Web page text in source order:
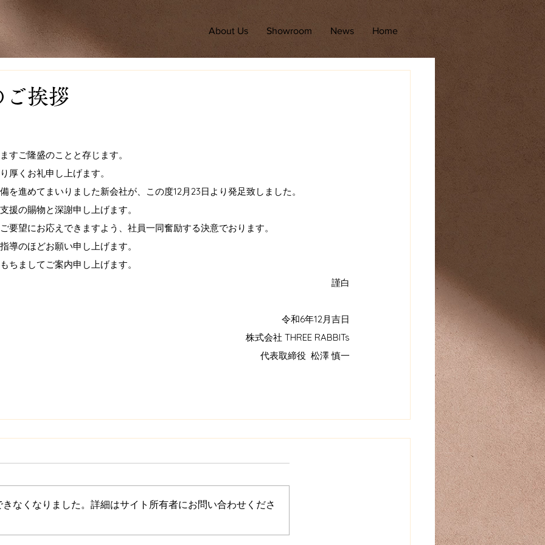
About Us Showroom News Home
ご挨拶
すご隆盛のことと存じます。
厚くお礼申し上げます。
を進めてまいりました新会社が、この度12月23日より発足致しました。
援の賜物と深謝申し上げます。
要望にお応えできますよう、社員一同奮励する決意でおります。
導のほどお願い申し上げます。
ちましてご案内申し上げます。
謹白
令和6年12月吉日
株式会社 THREE RABBITs
代表取締役  松澤 慎一
なくなりました。詳細はサイト所有者にお問い合わせくださ